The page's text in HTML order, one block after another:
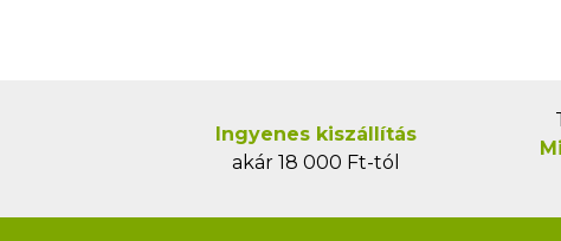
Ingyenes kiszállítás
akár 18 000 Ft-tól